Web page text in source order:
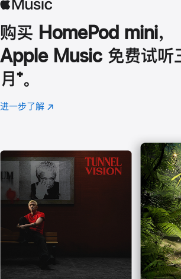
购买 HomePod mini，
Apple Music 免费试听
月 脚
注
⁺。
进一步了解 Apple
(在
口
中
打
开)